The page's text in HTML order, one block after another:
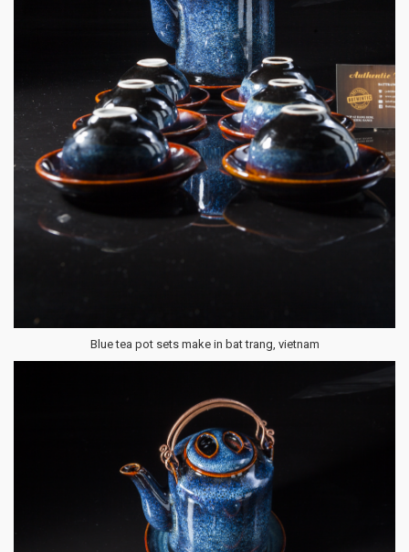
Blue tea pot sets make in bat trang, vietnam